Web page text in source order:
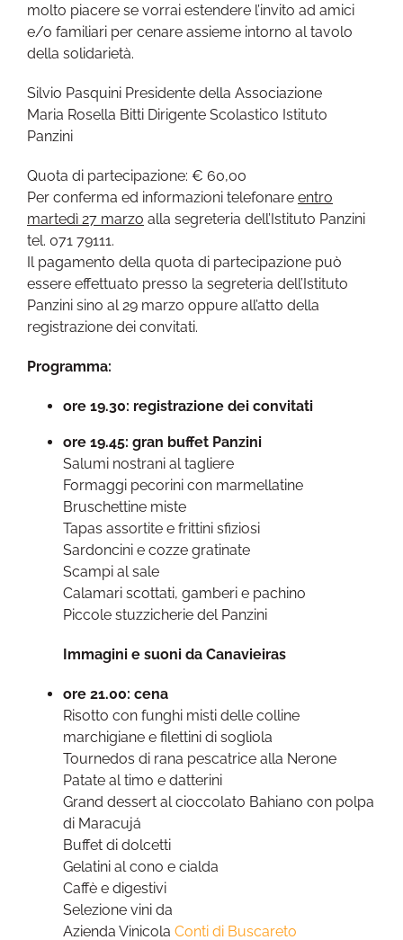
molto piacere se vorrai estendere l’invito ad amici
e/o familiari per cenare assieme intorno al tavolo
della solidarietà.
Silvio Pasquini Presidente della Associazione
Maria Rosella Bitti Dirigente Scolastico Istituto
Panzini
Quota di partecipazione: € 60,00
Per conferma ed informazioni telefonare entro
martedì 27 marzo alla segreteria dell’Istituto Panzini
tel. 071 79111.
Il pagamento della quota di partecipazione può
essere effettuato presso la segreteria dell’Istituto
Panzini sino al 29 marzo oppure all’atto della
registrazione dei convitati.
Programma:
ore 19.30: registrazione dei convitati
ore 19.45: gran buffet Panzini
Salumi nostrani al tagliere
Formaggi pecorini con marmellatine
Bruschettine miste
Tapas assortite e frittini sfiziosi
Sardoncini e cozze gratinate
Scampi al sale
Calamari scottati, gamberi e pachino
Piccole stuzzicherie del Panzini
Immagini e suoni da Canavieiras
ore 21.00: cena
Risotto con funghi misti delle colline
marchigiane e filettini di sogliola
Tournedos di rana pescatrice alla Nerone
Patate al timo e datterini
Grand dessert al cioccolato Bahiano con polpa
di Maracujá
Buffet di dolcetti
Gelatini al cono e cialda
Caffè e digestivi
Selezione vini da
Azienda Vinicola Conti di Buscareto